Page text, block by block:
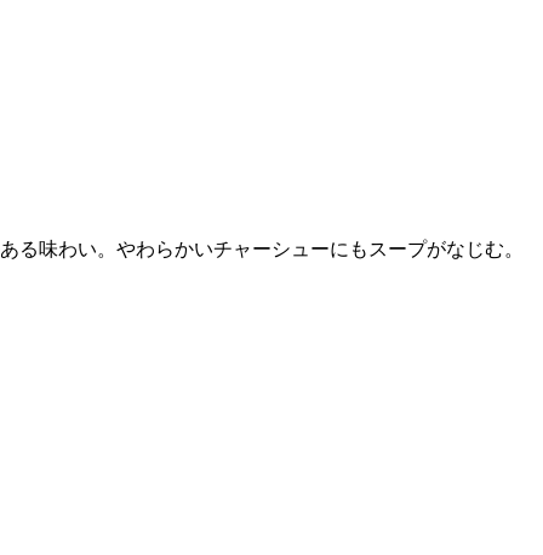
味わい。やわらかいチャーシューにもスープがなじむ。